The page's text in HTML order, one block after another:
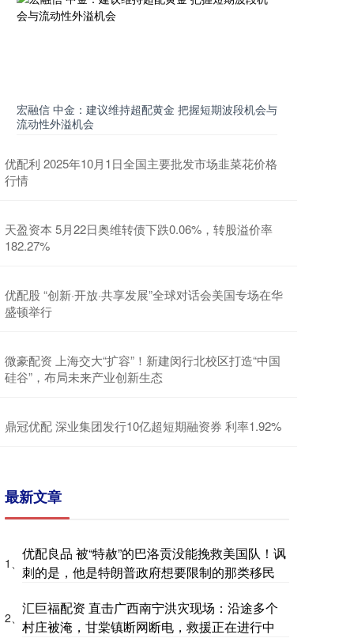
宏融信 中金：建议维持超配黄金 把握短期波段机会与
流动性外溢机会
优配利 2025年10月1日全国主要批发市场韭菜花价格
行情
天盈资本 5月22日奥维转债下跌0.06%，转股溢价率
182.27%
优配股 “创新·开放·共享发展”全球对话会美国专场在华
盛顿举行
微豪配资 上海交大“扩容”！新建闵行北校区打造“中国
硅谷”，布局未来产业创新生态
鼎冠优配 深业集团发行10亿超短期融资券 利率1.92%
最新文章
1、
优配良品 被“特赦”的巴洛贡没能挽救美国队！讽
刺的是，他是特朗普政府想要限制的那类移民
2、
汇巨福配资 直击广西南宁洪灾现场：沿途多个
村庄被淹，甘棠镇断网断电，救援正在进行中